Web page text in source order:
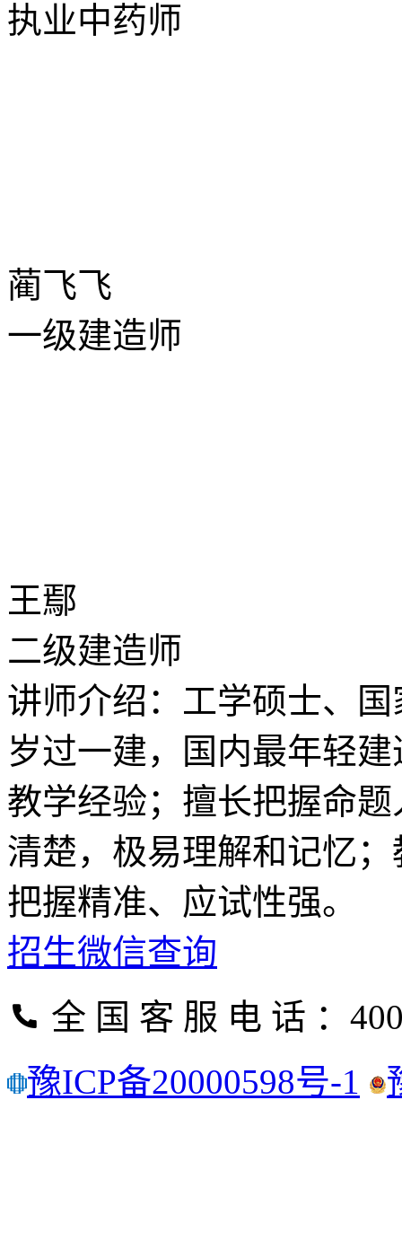
执业中药师
蔺飞飞
一级建造师
王鄢
二级建造师
讲师介绍：工学硕士、
岁过一建，国内最年轻
教学经验；擅长把握命
清楚，极易理解和记忆
把握精准、应试性强。
招生微信查询
全 国 客 服 电 话 ：
豫ICP备20000598号-1